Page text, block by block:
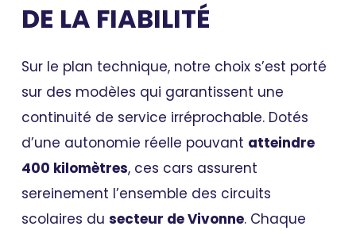
DE LA FIABILITÉ
Sur le plan technique, notre choix s’est porté
sur des modèles qui garantissent une
continuité de service irréprochable. Dotés
d’une autonomie réelle pouvant atteindre
400 kilomètres, ces cars assurent
sereinement l’ensemble des circuits
scolaires du secteur de Vivonne. Chaque